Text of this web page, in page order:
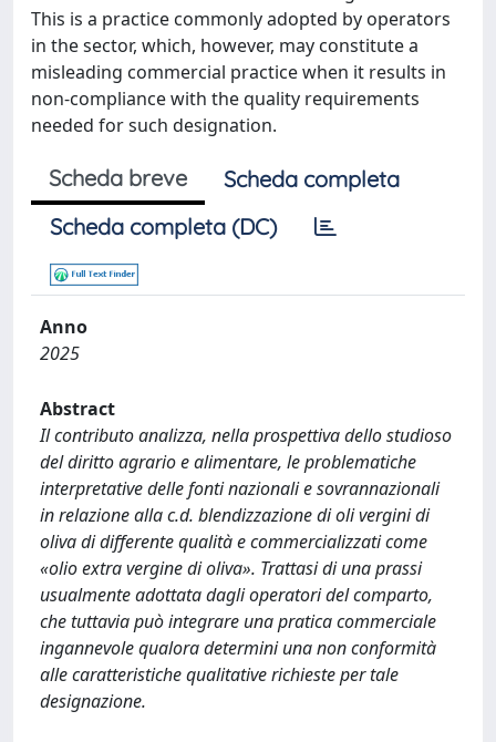
This is a practice commonly adopted by operators
in the sector, which, however, may constitute a
misleading commercial practice when it results in
non-compliance with the quality requirements
needed for such designation.
Scheda breve
Scheda completa
Scheda completa (DC)
Anno
2025
Abstract
Il contributo analizza, nella prospettiva dello studioso
del diritto agrario e alimentare, le problematiche
interpretative delle fonti nazionali e sovrannazionali
in relazione alla c.d. blendizzazione di oli vergini di
oliva di differente qualità e commercializzati come
«olio extra vergine di oliva». Trattasi di una prassi
usualmente adottata dagli operatori del comparto,
che tuttavia può integrare una pratica commerciale
ingannevole qualora determini una non conformità
alle caratteristiche qualitative richieste per tale
designazione.